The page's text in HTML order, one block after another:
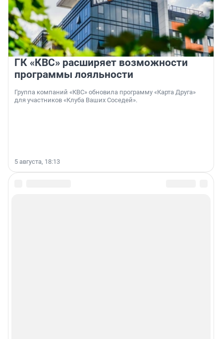
ГК «КВС» расширяет возможности
программы лояльности
Группа компаний «КВС» обновила программу «Карта Друга»
для участников «Клуба Ваших Соседей».
5 августа, 18:13